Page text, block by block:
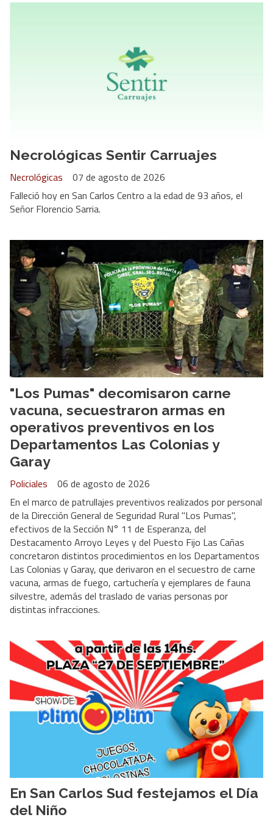
Necrológicas Sentir Carruajes
Necrológicas
07 de agosto de 2026
Falleció hoy en San Carlos Centro a la edad de 93 años, el
Señor Florencio Sarria.
"Los Pumas" decomisaron carne
vacuna, secuestraron armas en
operativos preventivos en los
Departamentos Las Colonias y
Garay
Policiales
06 de agosto de 2026
En el marco de patrullajes preventivos realizados por personal
de la Dirección General de Seguridad Rural "Los Pumas",
efectivos de la Sección N° 11 de Esperanza, del
Destacamento Arroyo Leyes y del Puesto Fijo Las Cañas
concretaron distintos procedimientos en los Departamentos
Las Colonias y Garay, que derivaron en el secuestro de carne
vacuna, armas de fuego, cartuchería y ejemplares de fauna
silvestre, además del traslado de varias personas por
distintas infracciones.
En San Carlos Sud festejamos el Día
del Niño